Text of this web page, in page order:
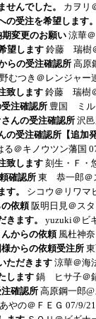
せんでした。
カヲリ
の受注を希望します。
変更のお願い 涼華
望します鈴藤 瑞樹
らの受注確認所 高原
むつき＠レンジャー
致します 鈴藤 瑞樹
注確認所 豊国 ミル
んの受注確認所沢
の受注確認所【追加発
る＠キノウツン藩国
致します 刻生・Ｆ・
確認所 東 恭一郎＠
す。
シコウ＠リワマ
依頼 阪明日見＠ス
きます。
yuzuki＠ビ
からの依頼 風杜神
からの依頼受注所
ただきます 涼華＠海
します 鍋 ヒサ子＠
確認所 高原鋼一郎
あやの＠ＦＥＧ 07/9/